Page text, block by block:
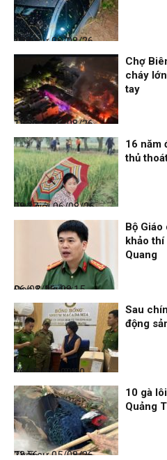
Thời sự
06/08/26, 12:33
Thời sự
06/08/26, 12:30
Chợ
cháy
tay
Thế giới
06/08/26, 08:27
16 năm
thủ
Đọc & Ngẫm
06/08/26, 08:15
Bộ
khảo
Quang
Nhịp sống 24h
06/08/26, 00:00
Sau
động
Thời sự
05/08/26, 23:56
10 gà
Quảng